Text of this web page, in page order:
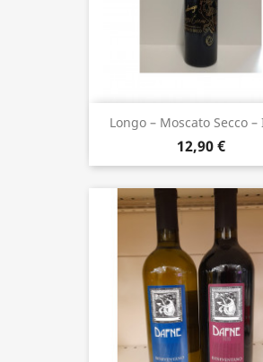
Longo – Moscato Secco –
12,90 €